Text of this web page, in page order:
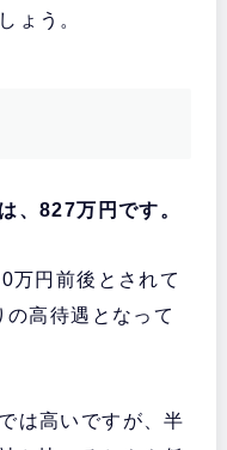
ょう。
、827万円です。
万円前後とされて
高待遇となって
は高いですが、半